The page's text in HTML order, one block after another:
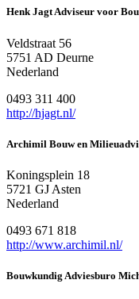
Henk Jagt Adviseur voor
Veldstraat 56
5751 AD Deurne
Nederland
0493 311 400
http://hjagt.nl/
Archimil Bouw en
Koningsplein 18
5721 GJ Asten
Nederland
0493 671 818
http://www.archimil.nl/
Bouwkundig Adviesburo